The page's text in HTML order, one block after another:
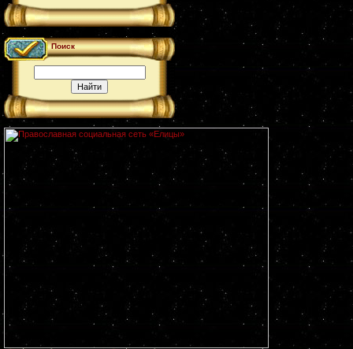
Поиск